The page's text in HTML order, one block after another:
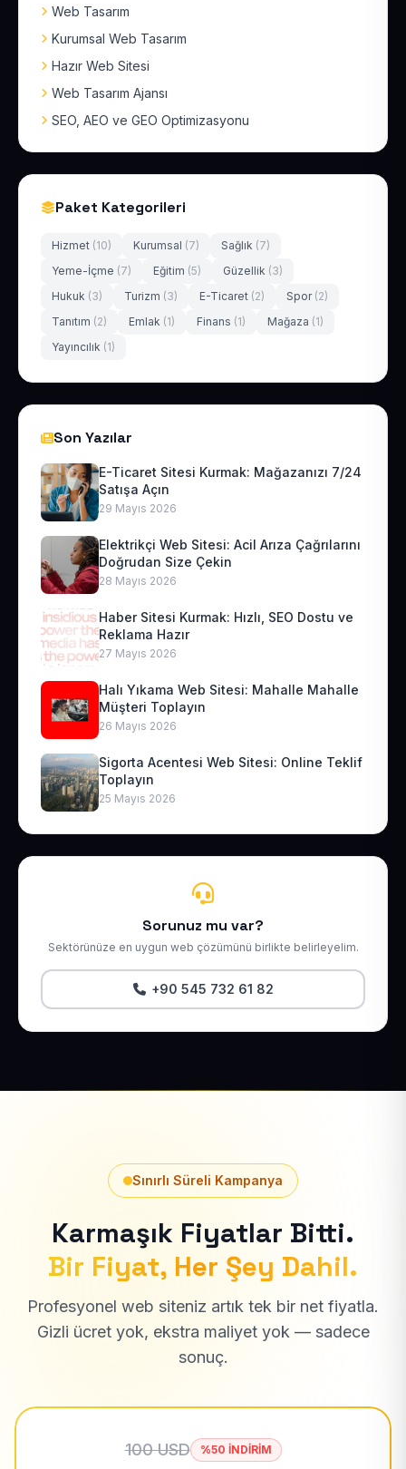
Web Tasarım
Kurumsal Web Tasarım
Hazır Web Sitesi
Web Tasarım Ajansı
SEO, AEO ve GEO Optimizasyonu
Paket Kategorileri
Hizmet (10) Kurumsal (7) Sağlık (7)
Yeme-İçme (7) Eğitim (5) Güzellik (3)
Hukuk (3) Turizm (3) E-Ticaret (2) Spor (2)
Tanıtım (2) Emlak (1) Finans (1) Mağaza (1)
Yayıncılık (1)
Son Yazılar
E-Ticaret Sitesi Kurmak: Mağazanızı 7/24
Satışa Açın
29 Mayıs 2026
Elektrikçi Web Sitesi: Acil Arıza Çağrılarını
Doğrudan Size Çekin
28 Mayıs 2026
Haber Sitesi Kurmak: Hızlı, SEO Dostu ve
Reklama Hazır
27 Mayıs 2026
Halı Yıkama Web Sitesi: Mahalle Mahalle
Müşteri Toplayın
26 Mayıs 2026
Sigorta Acentesi Web Sitesi: Online Teklif
Toplayın
25 Mayıs 2026
Sorunuz mu var?
Sektörünüze en uygun web çözümünü birlikte belirleyelim.
+90 545 732 61 82
Sınırlı Süreli Kampanya
Karmaşık Fiyatlar Bitti.
Bir Fiyat, Her Şey Dahil.
Profesyonel web siteniz artık tek bir net fiyatla.
Gizli ücret yok, ekstra maliyet yok — sadece
sonuç.
100 USD %50 İNDİRİM